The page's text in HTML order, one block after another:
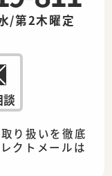
/第2木曜定
談
り扱いを徹底
クトメールは